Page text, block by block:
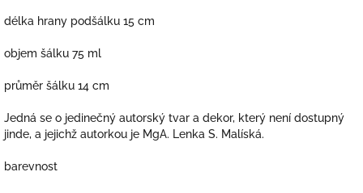
délka hrany podšálku 15 cm
objem šálku 75 ml
průměr šálku 14 cm
Jedná se o jedinečný autorský tvar a dekor, který není dostupný
jinde, a jejichž autorkou je MgA. Lenka S. Malíská.
barevnost